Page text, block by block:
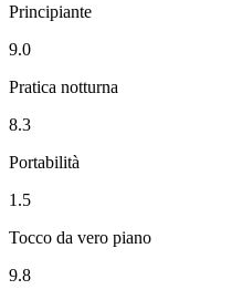
Principiante
9.0
Pratica notturna
8.3
Portabilità
1.5
Tocco da vero piano
9.8